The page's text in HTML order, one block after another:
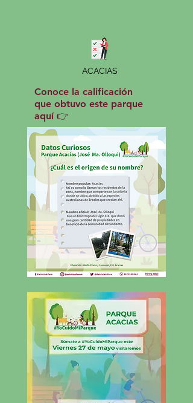
ACACIAS
Conoce la calificación
que obtuvo este parque
aquí 👉